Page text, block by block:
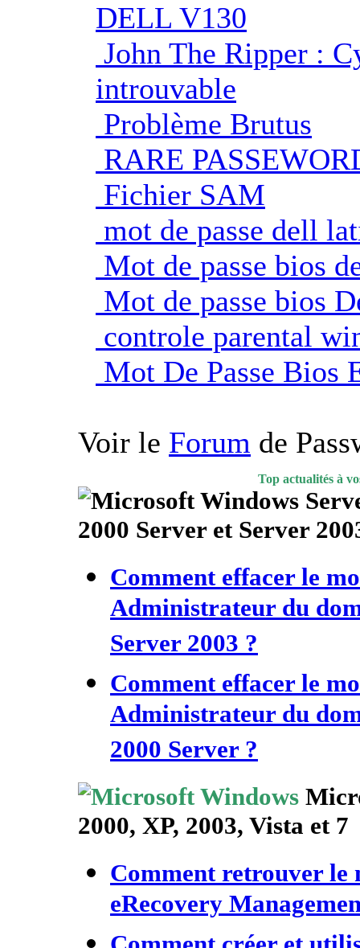
DELL V130
John The Ripper :
introuvable
Problème Brutus
RARE
Fichier SAM
mot de passe dell
Mot de passe bios
Mot de passe bios
controle parental
Mot De Passe Bios
Voir le Forum de
Top actualités à
2000 Server et Server
Comment effacer le
Administrateur du
Server 2003 ?
Comment effacer le
Administrateur du
2000 Server ?
2000, XP, 2003, Vista et 7
Comment retrouver le
eRecovery